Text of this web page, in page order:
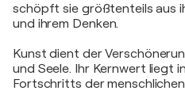
schöpft sie größtenteils aus
und ihrem Denken.
Kunst dient der
und Seele. Ihr Kernwert liegt
Fortschritts der